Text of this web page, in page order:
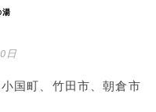
湯
日